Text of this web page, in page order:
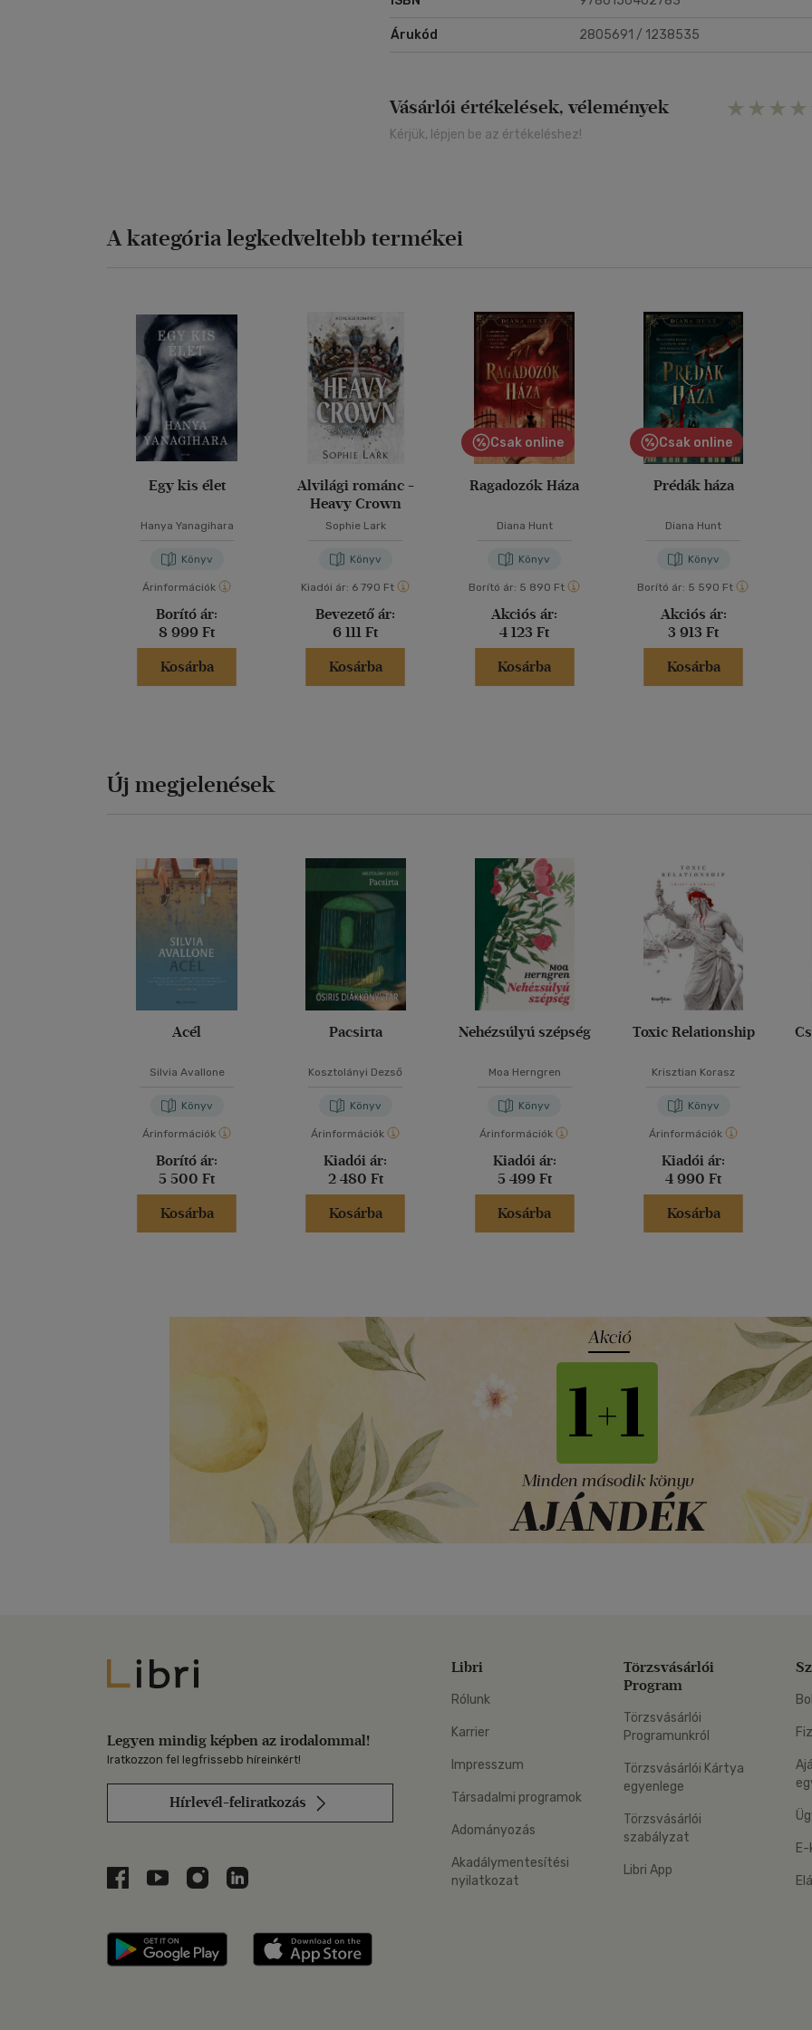
Árukód 2805691 / 1238535
Vásárlói értékelések, vélemények
Kérjük, lépjen be az értékeléshez!
A kategória legkedveltebb termékei
Egy kis élet
Hanya Yanagihara
Könyv
Árinformációk
Borító ár:
8 999 Ft
Kosárba
Alvilági románc -
Heavy Crown
Sophie Lark
Könyv
Kiadói ár: 6 790 Ft
Bevezető ár:
6 111 Ft
Kosárba
Csak online
Ragadozók Háza
Diana Hunt
Könyv
Borító ár: 5 890 Ft
Akciós ár:
4 123 Ft
Kosárba
Csak online
Prédák háza
Diana Hunt
Könyv
Borító ár: 5 590 Ft
Akciós ár:
3 913 Ft
Kosárba
Új megjelenések
Acél
Silvia Avallone
Könyv
Árinformációk
Borító ár:
5 500 Ft
Kosárba
Pacsirta
Kosztolányi Dezső
Könyv
Árinformációk
Kiadói ár:
2 480 Ft
Kosárba
Nehézsúlyú szépség
Moa Herngren
Könyv
Árinformációk
Kiadói ár:
5 499 Ft
Kosárba
Toxic Relationship
Krisztian Korasz
Könyv
Árinformációk
Kiadói ár:
4 990 Ft
Kosárba
Libri
Legyen mindig képben az irodalommal!
Iratkozzon fel legfrissebb híreinkért!
Hírlevél-feliratkozás
Libri a Facebookon
Libri a Youtube-on
Libri az Instagramon
Libri a LinkedInen
Libri applikáció Szerezd meg: Google Play
Libri
Rólunk
Karrier
Impresszum
Társadalmi programok
Adományozás
Akadálymentesítési
nyilatkozat
Törzsvásárlói
Program
Törzsvásárlói
Programunkról
Törzsvásárlói Kártya
egyenlege
Törzsvásárlói
szabályzat
Libri App